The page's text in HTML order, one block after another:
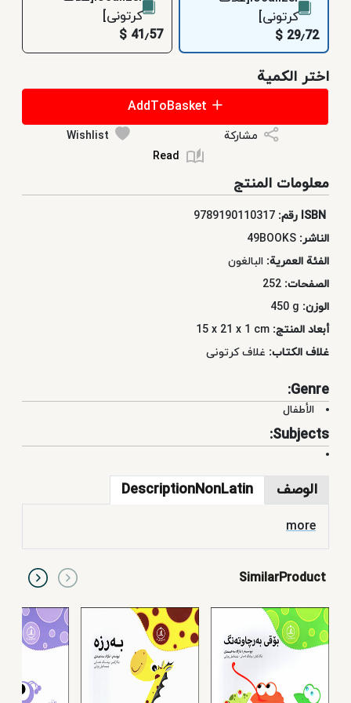
کرتونی]
29٫72 $
کرتونی]
41٫57 $
اختر الكمية
مشاركة
Wishlist
Read
معلومات المنتج
9789190110317
الناشر: 49BOOKS
الفئة العمرية: البالغون
الصفحات: 252
الوزن: 450 g
أبعاد المنتج: 15 x 21 x 1 cm
غلاف الكتاب: غلاف کرتونی
Genre:
الأطفال
Subjects:
الوصف DescriptionNonLatin
more
SimilarProduct